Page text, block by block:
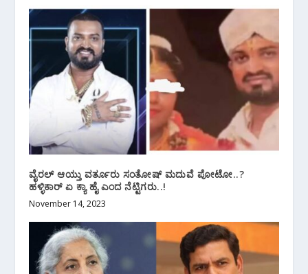
ವೈರಲ್ ಆಯ್ತು ವರ್ತೂರು ಸಂತೋಷ್ ಮದುವೆ ಪೋಟೋ..?
ಹಳ್ಳಿಕಾರ್ ಏ ಕ್ಯಾ ಹೈ ಎಂದ ನೆಟ್ಟಿಗರು..!
November 14, 2023